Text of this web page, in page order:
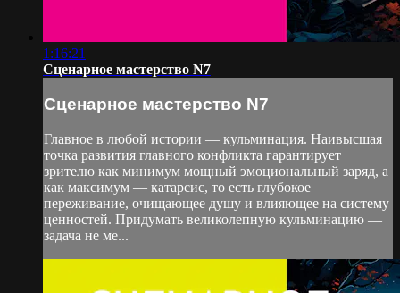
1:16:21
Сценарное мастерство N7
Сценарное мастерство N7
Главное в любой истории — кульминация. Наивысшая
точка развития главного конфликта гарантирует
зрителю как минимум мощный эмоциональный заряд, а
как максимум — катарсис, то есть глубокое
переживание, очищающее душу и влияющее на систему
ценностей. Придумать великолепную кульминацию —
задача не ме...